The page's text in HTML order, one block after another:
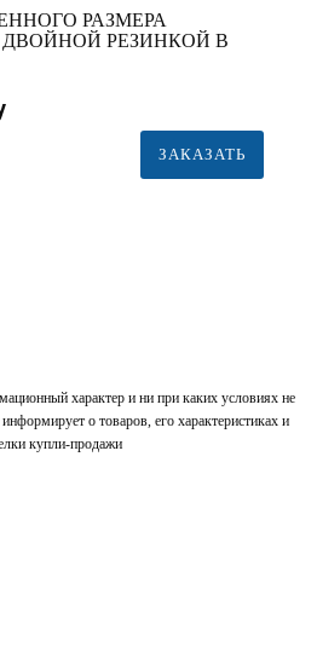
РАЗМЕРА
РЕЗИНКОЙ В
ЗАКАЗАТЬ
характер и ни при каких условиях не
о товаров, его характеристиках и
купли-продажи